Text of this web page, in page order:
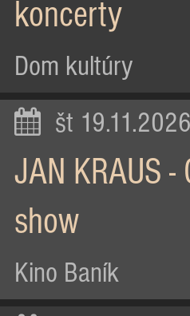
koncerty
Dom kultúry
št 19.11.2026
JAN KRAUS -
show
Kino Baník